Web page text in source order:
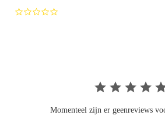
Momenteel zijn er geenreviews